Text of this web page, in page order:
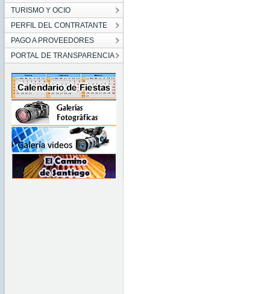
TURISMO Y OCIO
PERFIL DEL CONTRATANTE
PAGO A PROVEEDORES
PORTAL DE TRANSPARENCIA